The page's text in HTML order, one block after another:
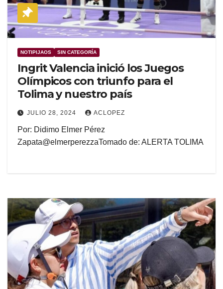
NOTIPIJAOS SIN CATEGORÍA
Ingrit Valencia inició los Juegos
Olímpicos con triunfo para el
Tolima y nuestro país
JULIO 28, 2024 ACLOPEZ
Por: Didimo Elmer Pérez
Zapata@elmerperezzaTomado de: ALERTA TOLIMA